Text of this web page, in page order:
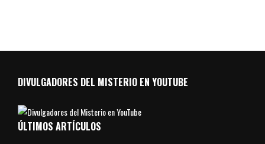
DIVULGADORES DEL MISTERIO EN YOUTUBE
ÚLTIMOS ARTÍCULOS